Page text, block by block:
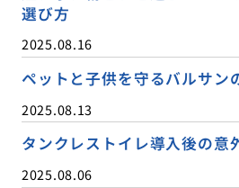
選び方
2025.08.16
ペットと子供を守るバルサン
2025.08.13
タンクレストイレ導入後の意
2025.08.06